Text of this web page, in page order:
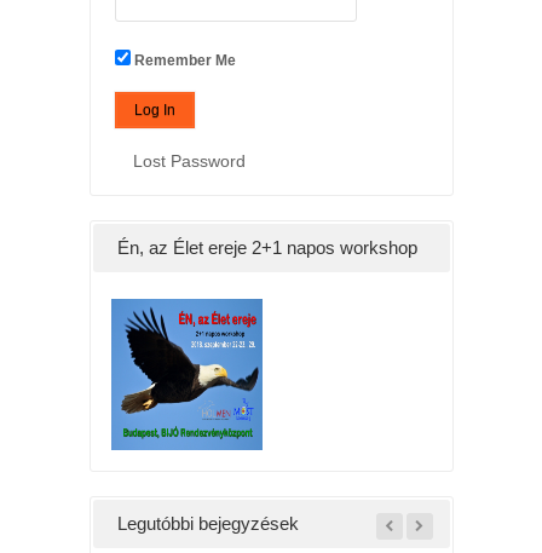
Remember Me
Lost Password
Én, az Élet ereje 2+1 napos workshop
Legutóbbi bejegyzések